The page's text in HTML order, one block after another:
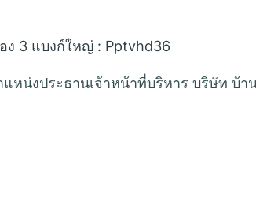
ง 3 แบงก์ใหญ่ : Pptvhd36
หน่งประธานเจ้าหน้าที่บริหาร บริษัท บ้